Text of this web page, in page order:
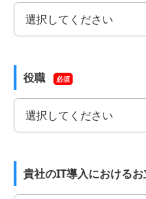
役職 必須
貴社のIT導入における